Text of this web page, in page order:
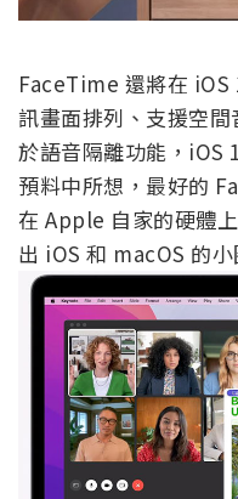
FaceTime 還將在 iOS
訊畫面排列、支援空
於語音隔離功能，iOS
預料中所想，最好的
在 Apple 自家的硬體
出 iOS 和 macOS 的